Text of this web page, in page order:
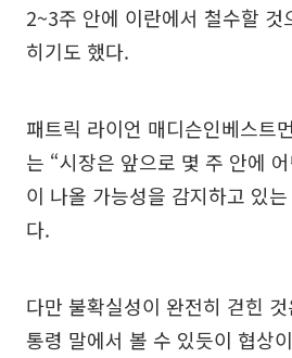
2~3주 안에 이란에서 철수할 것
히기도 했다.
패트릭 라이언 매디슨인베스트
는 “시장은 앞으로 몇 주 안에
이 나올 가능성을 감지하고 있
다.
다만 불확실성이 완전히 걷힌
통령 말에서 볼 수 있듯이 협상